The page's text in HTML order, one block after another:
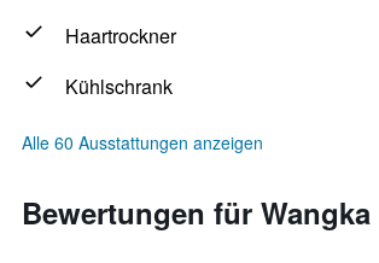
Haartrockner
Kühlschrank
Alle 60 Ausstattungen anzeigen
Bewertungen für